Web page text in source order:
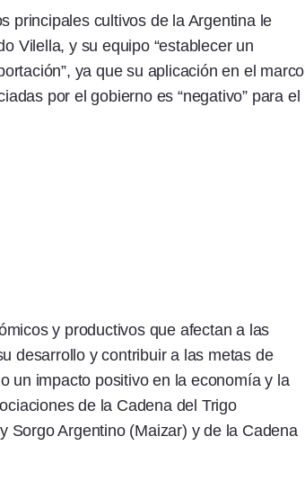
principales cultivos de la Argentina le
Vilella, y su equipo “establecer un
ya que su aplicación en el marco
por el gobierno es “negativo” para el
y productivos que afectan a las
desarrollo y contribuir a las metas de
un impacto positivo en la economía y la
de la Cadena del Trigo
Sorgo Argentino (Maizar) y de la Cadena